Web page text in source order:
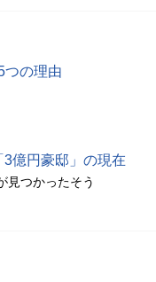
つの理由
億円豪邸」の現在
見つかったそう